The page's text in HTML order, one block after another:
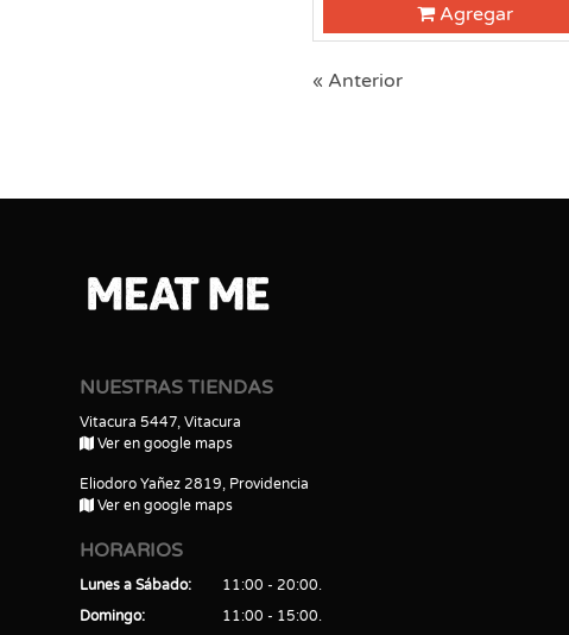
Agregar
« Anterior
NUESTRAS TIENDAS
Vitacura 5447, Vitacura
Ver en google maps
Eliodoro Yañez 2819, Providencia
Ver en google maps
HORARIOS
Lunes a Sábado
11:00 - 20:00
Domingo
11:00 - 15:00